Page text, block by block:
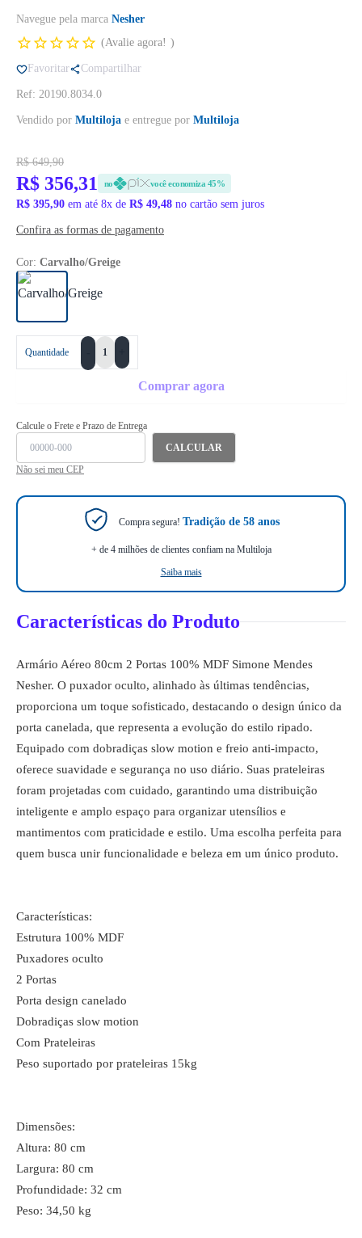
Navegue pela marca Nesher
Avalie agora!
Favoritar Compartilhar
Ref: 20190.8034.0
Vendido por Multiloja e entregue por Multiloja
R$ 649,90
R$ 356,31 no você economiza 45%
R$ 395,90 em até 8x de R$ 49,48 no cartão sem juros
Confira as formas de pagamento
Cor: Carvalho/Greige
Quantidade
Comprar agora
Calcule o Frete e Prazo de Entrega
CALCULAR
Não sei meu CEP
Compra segura! Tradição de 58 anos
+ de 4 milhões de clientes confiam na Multiloja
Saiba mais
Características do Produto
Armário Aéreo 80cm 2 Portas 100% MDF Simone Mendes
Nesher. O puxador oculto, alinhado às últimas tendências,
proporciona um toque sofisticado, destacando o design único da
porta canelada, que representa a evolução do estilo ripado.
Equipado com dobradiças slow motion e freio anti-impacto,
oferece suavidade e segurança no uso diário. Suas prateleiras
foram projetadas com cuidado, garantindo uma distribuição
inteligente e amplo espaço para organizar utensílios e
mantimentos com praticidade e estilo. Uma escolha perfeita para
quem busca unir funcionalidade e beleza em um único produto.
Características:
Estrutura 100% MDF
Puxadores oculto
2 Portas
Porta design canelado
Dobradiças slow motion
Com Prateleiras
Peso suportado por prateleiras 15kg
Dimensões:
Altura: 80 cm
Largura: 80 cm
Profundidade: 32 cm
Peso: 34,50 kg